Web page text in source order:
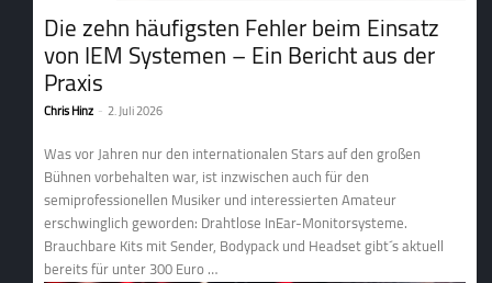
Die zehn häufigsten Fehler beim Einsatz
von IEM Systemen – Ein Bericht aus der
Praxis
Chris Hinz - 2. Juli 2026
Was vor Jahren nur den internationalen Stars auf den großen
Bühnen vorbehalten war, ist inzwischen auch für den
semiprofessionellen Musiker und interessierten Amateur
erschwinglich geworden: Drahtlose InEar-Monitorsysteme.
Brauchbare Kits mit Sender, Bodypack und Headset gibt´s aktuell
bereits für unter 300 Euro …